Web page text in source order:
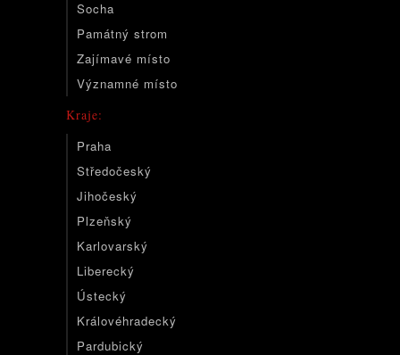
Socha
Památný strom
Zajímavé místo
Významné místo
Kraje:
Praha
Středočeský
Jihočeský
Plzeňský
Karlovarský
Liberecký
Ústecký
Královéhradecký
Pardubický